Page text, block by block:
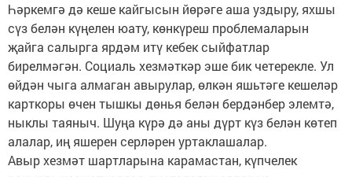
Һәркемгә дә кеше кайгысын йөрәге аша уздыру, яхшы
сүз белән күңелен юату, көнкүреш проблемаларын
җайга салырга ярдәм итү кебек сыйфатлар
бирелмәгән. Социаль хезмәткәр эше бик четерекле. Ул
өйдән чыга алмаган авырулар, өлкән яшьтәге кешеләр
карткоры өчен тышкы дөнья белән бердәнбер элемтә,
ныклы таяныч. Шуңа күрә дә аны дүрт күз белән көтеп
алалар, иң яшерен серләрен уртаклашалар.
Авыр хезмәт шартларына карамастан, күпчелек